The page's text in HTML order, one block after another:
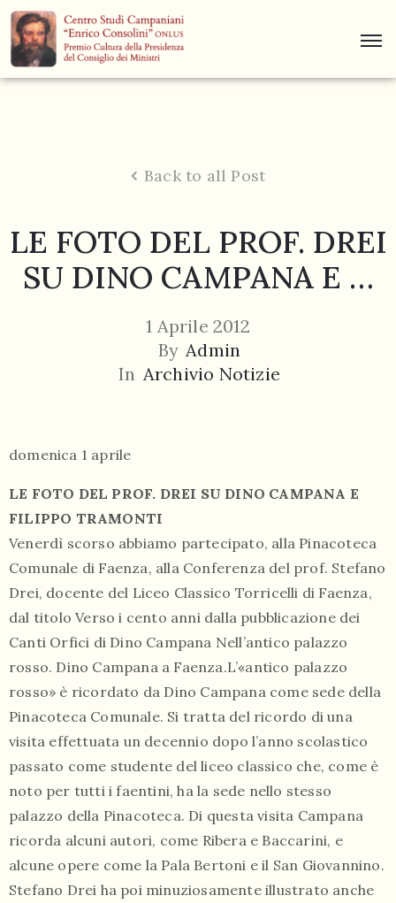
Centro
Museo
Curiosità
055
804
5943
centrocampana@tiscali.it
Back to all Post
LE FOTO DEL PROF. DREI
SU DINO CAMPANA E …
1 Aprile 2012
By Admin
In Archivio Notizie
domenica 1 aprile
LE FOTO DEL PROF. DREI SU DINO CAMPANA E
FILIPPO TRAMONTI
Venerdì scorso abbiamo partecipato, alla Pinacoteca
Comunale di Faenza, alla Conferenza del prof. Stefano
Drei, docente del Liceo Classico Torricelli di Faenza,
dal titolo Verso i cento anni dalla pubblicazione dei
Canti Orfici di Dino Campana Nell’antico palazzo
rosso. Dino Campana a Faenza.L’«antico palazzo
rosso» è ricordato da Dino Campana come sede della
Pinacoteca Comunale. Si tratta del ricordo di una
visita effettuata un decennio dopo l’anno scolastico
passato come studente del liceo classico che, come è
noto per tutti i faentini, ha la sede nello stesso
palazzo della Pinacoteca. Di questa visita Campana
ricorda alcuni autori, come Ribera e Baccarini, e
alcune opere come la Pala Bertoni e il San Giovannino.
Stefano Drei ha poi minuziosamente illustrato anche